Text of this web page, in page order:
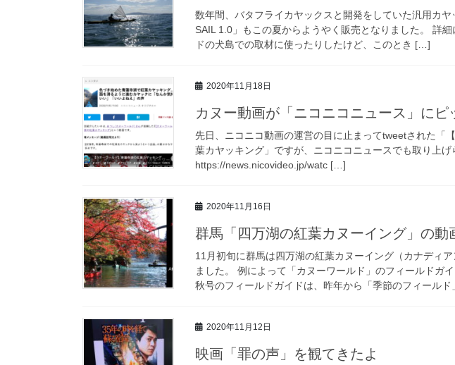
数年間、バタフライカヤックスと開発をしていた汎用カ
SAIL 1.0」もこの夏からようやく販売となりました。 詳
ドの犬島での取材に使ったりしたけど、このとき […]
2020年11月18日
カヌー動画が「ニコニコニュース」にピ
先日、ニコニコ動画の運営の目に止まってtweetされた「
葉カヤッキング」ですが、ニコニコニュースでも取り上
https://news.nicovideo.jp/watc […]
2020年11月16日
群馬「四万湖の紅葉カヌーイング」の動
11月初旬に群馬は四万湖の紅葉カヌーイング（カナディ
ました。 例によって「カヌーワールド」のフィールドガ
秋号のフィールドガイドは、昨年から「季節のフィール
2020年11月12日
映画「罪の声」を観てきたよ